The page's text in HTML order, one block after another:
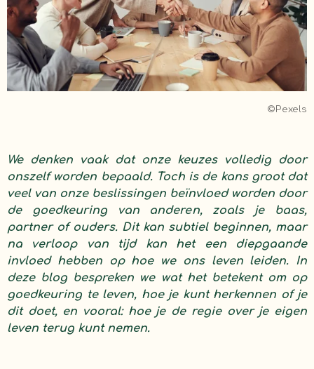
©Pexels
We denken vaak dat onze keuzes volledig door
onszelf worden bepaald. Toch is de kans groot dat
veel van onze beslissingen beïnvloed worden door
de goedkeuring van anderen, zoals je baas,
partner of ouders. Dit kan subtiel beginnen, maar
na verloop van tijd kan het een diepgaande
invloed hebben op hoe we ons leven leiden. In
deze blog bespreken we wat het betekent om op
goedkeuring te leven, hoe je kunt herkennen of je
dit doet, en vooral: hoe je de regie over je eigen
leven terug kunt nemen.